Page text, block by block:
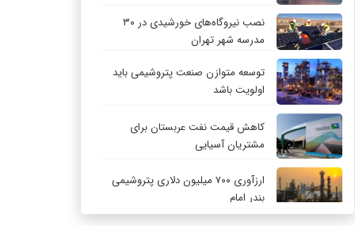
نصب نیروگاه‌های خورشیدی در ۳۰
مدرسه شهر تهران
توسعه متوازن صنعت پتروشیمی باید
اولویت باشد
کاهش قیمت نفت عربستان برای
مشتریان آسیایی
ارزآوری ۷۰۰ میلیون دلاری پتروشیمی
بندر امام